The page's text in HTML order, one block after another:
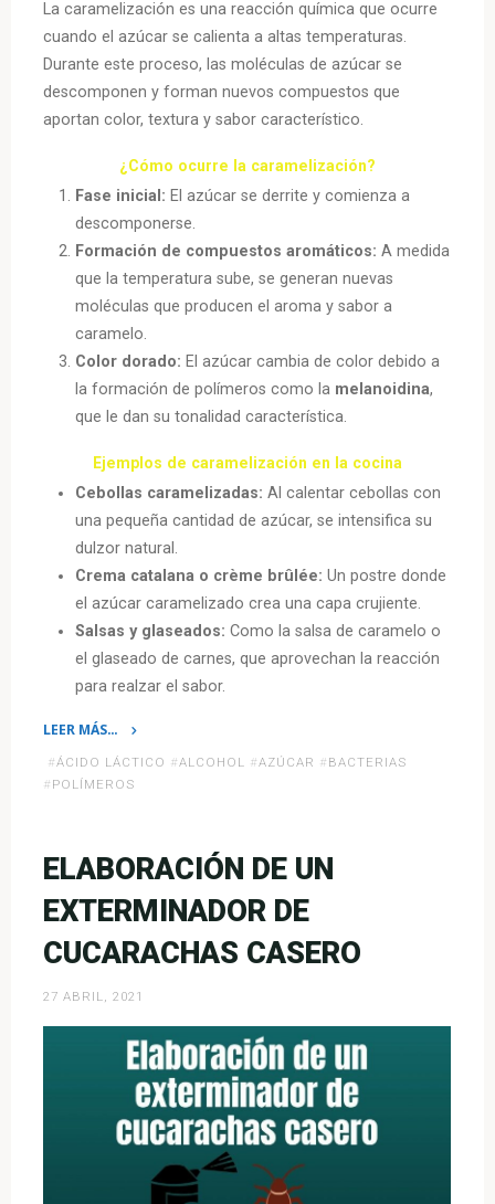
La caramelización es una reacción química que ocurre
cuando el azúcar se calienta a altas temperaturas.
Durante este proceso, las moléculas de azúcar se
descomponen y forman nuevos compuestos que
aportan color, textura y sabor característico.
¿Cómo ocurre la caramelización?
Fase inicial: El azúcar se derrite y comienza a
descomponerse.
Formación de compuestos aromáticos:A medida
que la temperatura sube, se generan nuevas
moléculas que producen el aroma y sabor a
caramelo.
Color dorado: El azúcar cambia de color debido a
la formación de polímeros como la melanoidina,
que le dan su tonalidad característica.
Ejemplos de caramelización en la cocina
Cebollas caramelizadas:Al calentar cebollas con
una pequeña cantidad de azúcar, se intensifica su
dulzor natural.
Crema catalana o crème brûlée:Un postre donde
el azúcar caramelizado crea una capa crujiente.
Salsas y glaseados:Como la salsa de caramelo o
el glaseado de carnes, que aprovechan la reacción
para realzar el sabor.
LEER MÁS…
«Química
en
La
detrás
de
la
caramelización
fermentación»
#ÁCIDO LÁCTICO #ALCOHOL #AZÚCAR # BACTERIAS
# POLÍMEROS
ELABORACIÓN DE UN
EXTERMINADOR DE
CUCARACHAS CASERO
27 ABRIL, 2021